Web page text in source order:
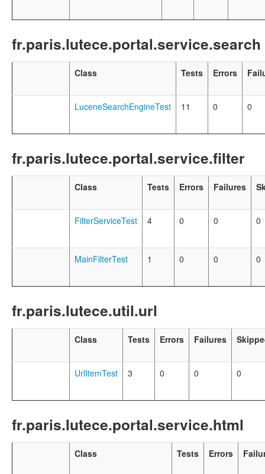
fr.paris.lutece.portal.service.search
Class Tests Errors
LuceneSearchEngineTest 11 0 0
fr.paris.lutece.portal.service.filter
Class Tests Errors Failures
FilterServiceTest 4 0 0 0
MainFilterTest 1 0 0 0
fr.paris.lutece.util.url
Class Tests Errors Failures
UrlItemTest 3 0 0 0
fr.paris.lutece.portal.service.html
Class Tests Errors